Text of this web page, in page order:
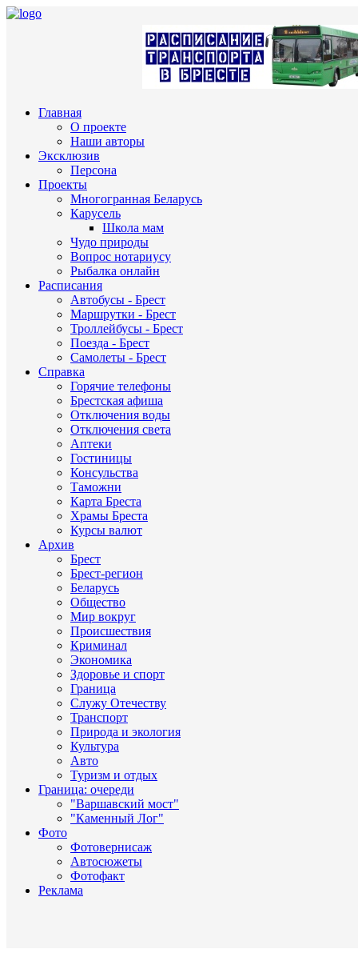
Главная
О проекте
Наши авторы
Эксклюзив
Персона
Проекты
Многогранная Беларусь
Карусель
Школа мам
Чудо природы
Вопрос нотариусу
Рыбалка онлайн
Расписания
Автобусы - Брест
Маршрутки - Брест
Троллейбусы - Брест
Поезда - Брест
Самолеты - Брест
Справка
Горячие телефоны
Брестская афиша
Отключения воды
Отключения света
Аптеки
Гостиницы
Консульства
Таможни
Карта Бреста
Храмы Бреста
Курсы валют
Архив
Брест
Брест-регион
Беларусь
Общество
Мир вокруг
Происшествия
Криминал
Экономика
Здоровье и спорт
Граница
Служу Отечеству
Транспорт
Природа и экология
Культура
Авто
Туризм и отдых
Граница: очереди
"Варшавский мост"
"Каменный Лог"
Фото
Фотовернисаж
Автосюжеты
Фотофакт
Реклама